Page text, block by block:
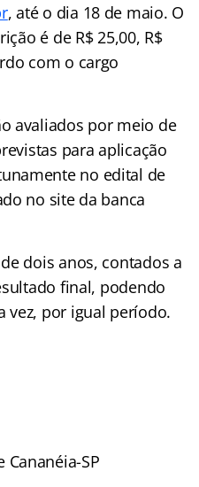
, até o dia 18 de maio. O
é de R$ 25,00, R$
com o cargo
avaliados por meio de
para aplicação
no edital de
no site da banca
dois anos, contados a
final, podendo
vez, por igual período.
Cananéia-SP